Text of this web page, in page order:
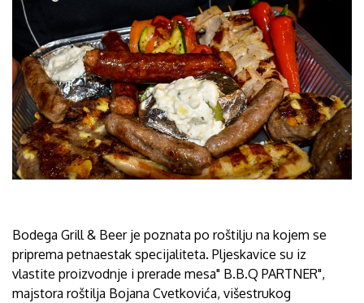
Bodega Grill & Beer je poznata po roštilju na kojem se
priprema petnaestak specijaliteta. Pljeskavice su iz
vlastite proizvodnje i prerade mesa" B.B.Q PARTNER",
majstora roštilja Bojana Cvetkovića, višestrukog